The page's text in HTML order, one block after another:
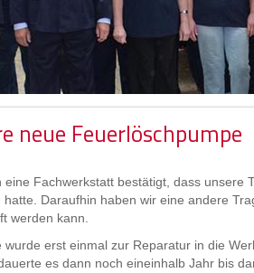
neue Feuerlöschpumpe
Fachwerkstatt bestätigt, dass unsere
Daraufhin haben wir eine andere
werden kann.
erst einmal zur Reparatur in die
es dann noch eineinhalb Jahr bis